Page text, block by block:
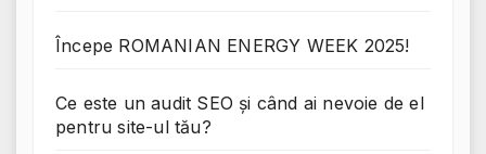
Începe ROMANIAN ENERGY WEEK 2025!
Ce este un audit SEO și când ai nevoie de el
pentru site-ul tău?